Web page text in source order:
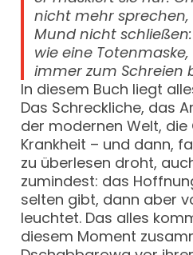
nicht mehr
Mund nicht
wie eine
immer zum Schreien
In diesem Buch liegt
Das Schreckliche, das
der modernen Welt,
Krankheit – und dann,
zu überlesen droht,
zumindest: das
selten gibt, dann aber
leuchtet. Das alles
diesem Moment